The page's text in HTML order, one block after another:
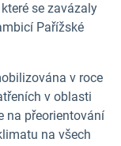
se zavázaly
Pařížské
v roce
v oblasti
na přeorientování
na všech